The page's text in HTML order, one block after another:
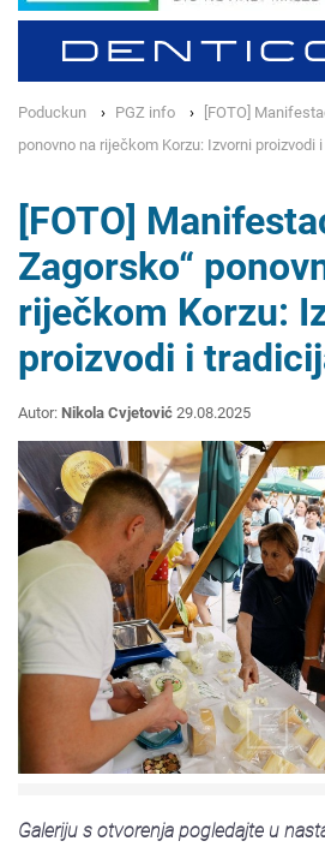
Poduckun PGZ info
[FOTO]
ponovno na riječkom Korzu: Izvorni proizvodi
[FOTO]
Zagorsko“
riječkom Korzu:
proizvodi i
Autor: Nikola Cvjetović 29.08.2025
Galeriju s otvorenja pogledajte u